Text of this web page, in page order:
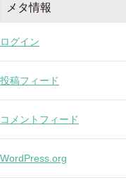
メタ情報
ログイン
投稿フィード
コメントフィード
WordPress.org